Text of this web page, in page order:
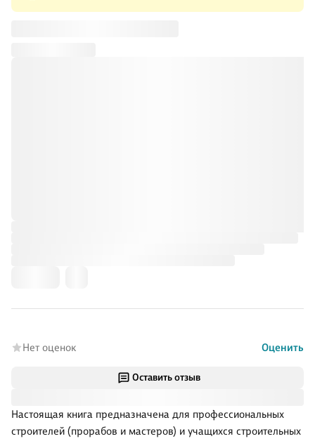
Оставить отзыв
Настоящая книга предназначена для профессиональных
строителей (прорабов и мастеров) и учащихся строительных
Нет оценок Оценить